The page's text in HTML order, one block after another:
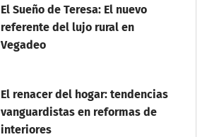
El Sueño de Teresa: El nuevo
referente del lujo rural en
Vegadeo
El renacer del hogar: tendencias
vanguardistas en reformas de
interiores